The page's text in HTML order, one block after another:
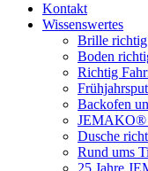
Kontakt
Wissenswertes
Brille
Boden
Richtig
Backofen
JEMAKO®
Dusche
Rund ums
25 Jahre